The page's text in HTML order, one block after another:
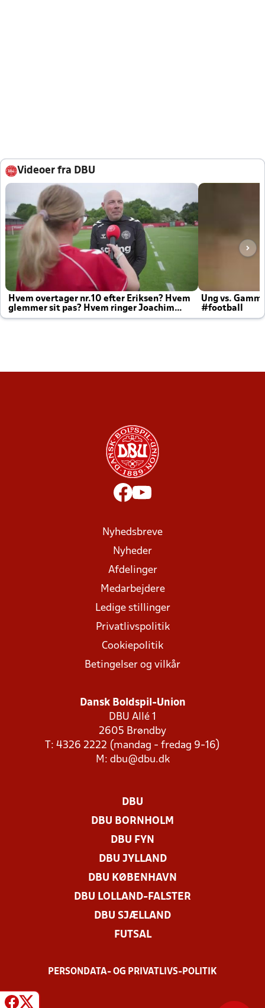
Videoer fra DBU
Hvem overtager nr.10 efter Eriksen? Hvem
glemmer sit pas? Hvem ringer Joachim
altid til efter kampe?
Ung vs.
#football
Nyhedsbreve
Nyheder
Afdelinger
Medarbejdere
Ledige stillinger
Privatlivspolitik
Cookiepolitik
Betingelser og vilkår
Dansk Boldspil-Union
DBU Allé 1
2605 Brøndby
T: 4326 2222 (mandag - fredag 9-16)
M: dbu@dbu.dk
DBU
DBU BORNHOLM
DBU FYN
DBU JYLLAND
DBU KØBENHAVN
DBU LOLLAND-FALSTER
DBU SJÆLLAND
FUTSAL
PERSONDATA- OG PRIVATLIVS-POLITIK